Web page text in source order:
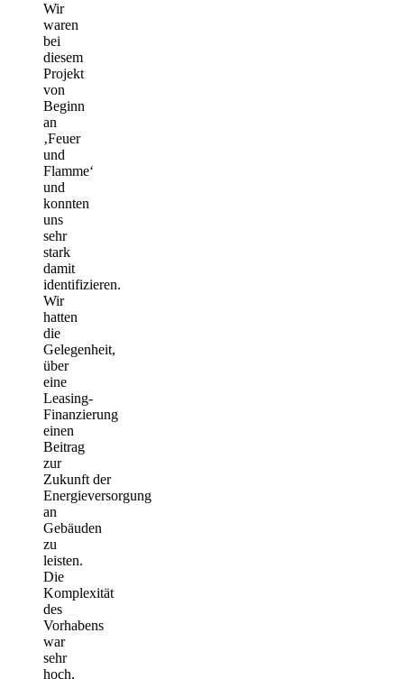
Wir
waren
bei
diesem
Projekt
von
Beginn
an
‚Feuer
und
Flamme‘
und
konnten
uns
sehr
stark
damit
identifizieren.
Wir
hatten
die
Gelegenheit,
über
eine
Leasing-
Finanzierung
einen
Beitrag
zur
Zukunft der
Energieversorgung
an
Gebäuden
zu
leisten.
Die
Komplexität
des
Vorhabens
war
sehr
hoch,